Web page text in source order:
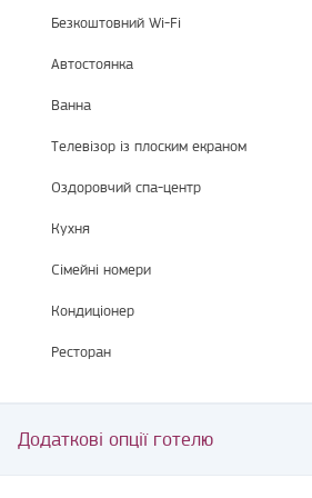
Безкоштовний Wi-Fi
Автостоянка
Ванна
Телевізор із плоским екраном
Оздоровчий спа-центр
Кухня
Сімейні номери
Кондиціонер
Ресторан
Додаткові опції готелю